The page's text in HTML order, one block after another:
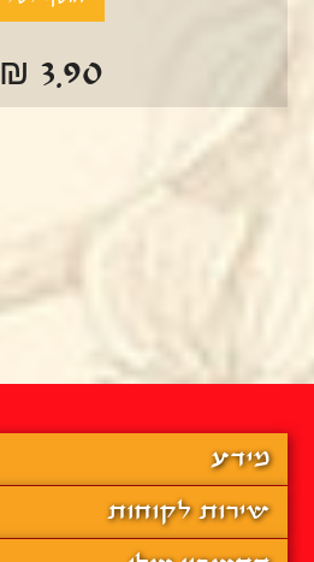
₪ 3.90
מידע
שירות לקוחות